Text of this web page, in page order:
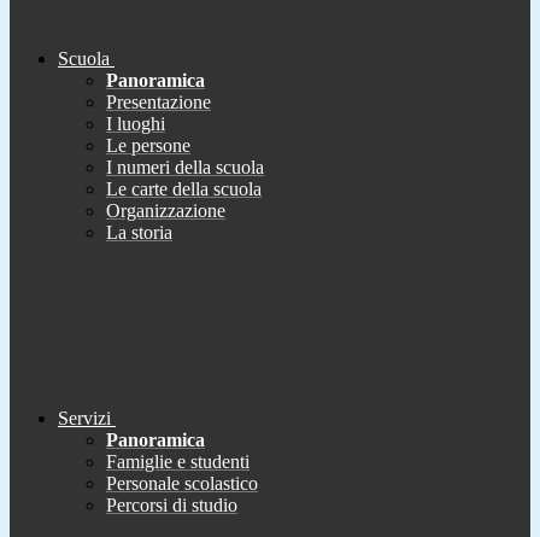
Scuola
Panoramica
Presentazione
I luoghi
Le persone
I numeri della scuola
Le carte della scuola
Organizzazione
La storia
Servizi
Panoramica
Famiglie e studenti
Personale scolastico
Percorsi di studio